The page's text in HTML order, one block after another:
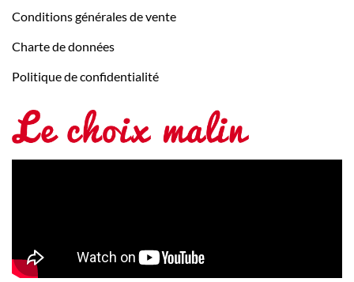
Conditions générales de vente
Charte de données
Politique de confidentialité